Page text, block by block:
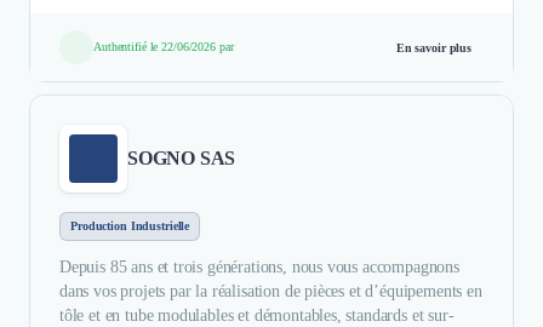
Authentifié le 22/06/2026 par En savoir plus
SOGNO SAS
Production Industrielle
Depuis 85 ans et trois générations, nous vous accompagnons
dans vos projets par la réalisation de pièces et d’équipements en
tôle et en tube modulables et démontables, standards et sur-